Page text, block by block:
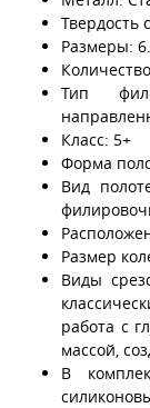
Твердость
Размеры:
Тип
Класс: 5+
Форма
Вид
Размер
Виды
работа с
массой,
В